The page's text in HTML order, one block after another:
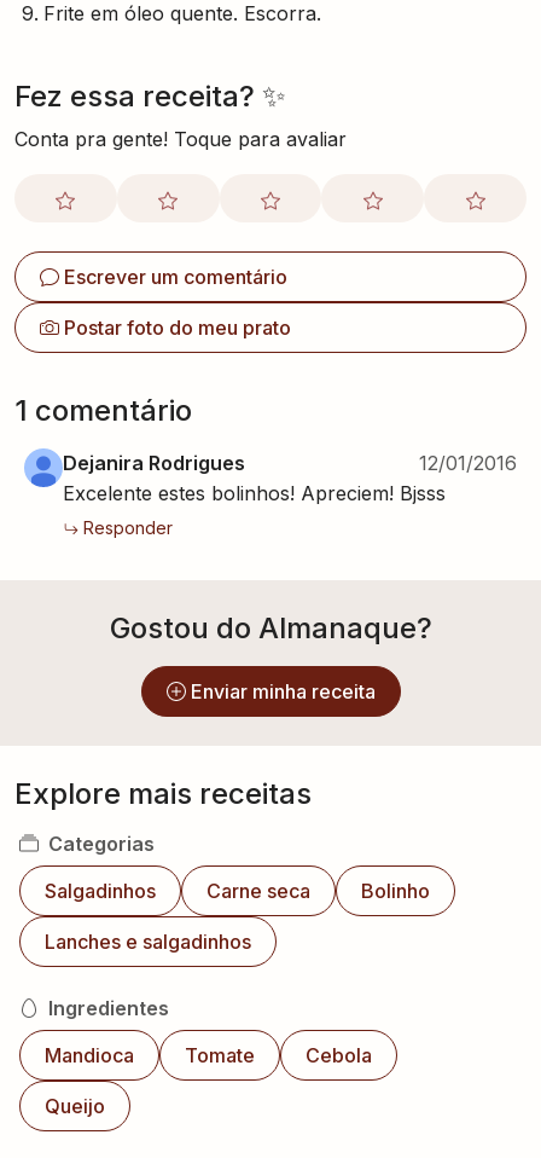
Frite em óleo quente. Escorra.
Fez essa receita? ✨
Conta pra gente! Toque para avaliar
Escrever um comentário
Postar foto do meu prato
1 comentário
Dejanira Rodrigues
12/01/2016
Excelente estes bolinhos! Apreciem! Bjsss
Responder
Gostou do Almanaque?
Enviar minha receita
Explore mais receitas
Categorias
Salgadinhos
Carne seca Bolinho
Lanches e salgadinhos
Ingredientes
Mandioca
Tomate Cebola
Queijo